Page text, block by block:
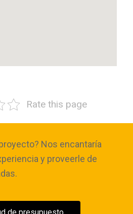
Rate this page
Nos encantaría
y proveerle de